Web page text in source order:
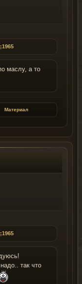
маслу, а то
Материал
так что